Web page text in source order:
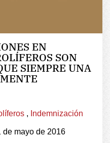
EN
SON
SIEMPRE UNA
, Indemnización
de mayo de 2016